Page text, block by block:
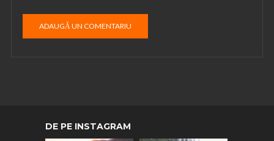
DE PE INSTAGRAM